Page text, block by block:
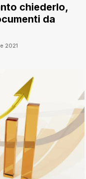
chiederlo,
da
2021